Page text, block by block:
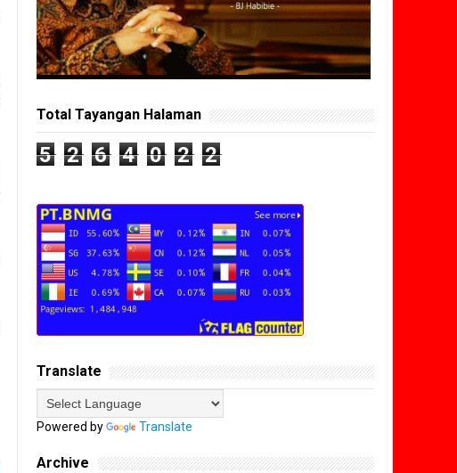
Total Tayangan Halaman
5 2 6 4 0 2 2
Translate
Powered by Translate
Archive